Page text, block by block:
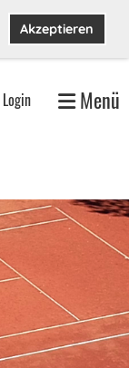
Akzeptieren
Login Menü